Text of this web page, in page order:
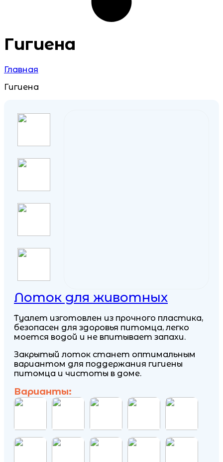
Гигиена
Главная
Гигиена
Лоток для животных
Туалет изготовлен из прочного пластика,
безопасен для здоровья питомца, легко
моется водой и не впитывает запахи.
Закрытый лоток станет оптимальным
вариантом для поддержания гигиены
питомца и чистоты в доме.
Варианты: